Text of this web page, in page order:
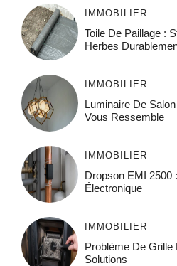
IMMOBILIER
Toile De Paillage :
Herbes
IMMOBILIER
Luminaire De
Vous Ressemble
IMMOBILIER
Dropson EMI 2500
Électronique
IMMOBILIER
Problème De
Solutions